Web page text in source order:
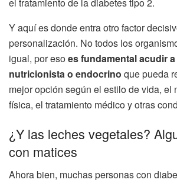
Y aquí es donde entra otro factor
personalización. No todos los
igual, por esoes fundamental acudir
nutricionista o endocrino que pueda
mejor opción según el estilo de vida, el
física, el tratamiento médico y otras
¿Y las leches vegetales?
con matices
Ahora bien, muchas personas con